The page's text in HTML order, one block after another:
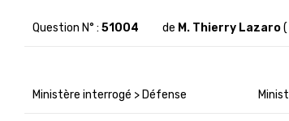
Question N° : 51004 de M. Thierry Lazaro
Ministère interrogé > Défense